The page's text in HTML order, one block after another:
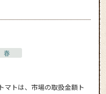
春
マトは、市場の取扱金額ト